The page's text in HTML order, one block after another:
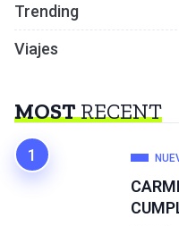
Trending
Viajes
MOSTRECENT